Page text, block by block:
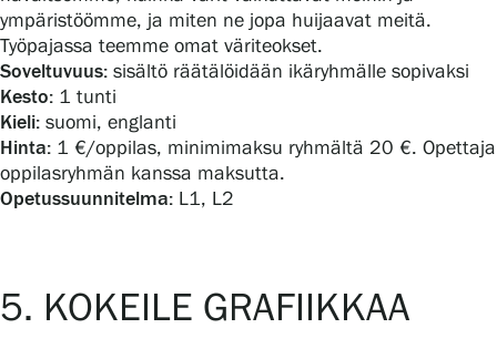
ympäristöömme, ja miten ne jopa huijaavat meitä.
Työpajassa teemme omat väriteokset.
Soveltuvuus: sisältö räätälöidään ikäryhmälle sopivaksi
Kesto: 1 tunti
Kieli: suomi, englanti
Hinta: 1 €/oppilas, minimimaksu ryhmältä 20 €. Opettaja
oppilasryhmän kanssa maksutta.
Opetussuunnitelma: L1, L2
5. KOKEILE GRAFIIKKAA